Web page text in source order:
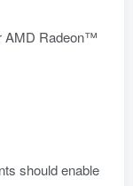
AMD Radeon™
should enable